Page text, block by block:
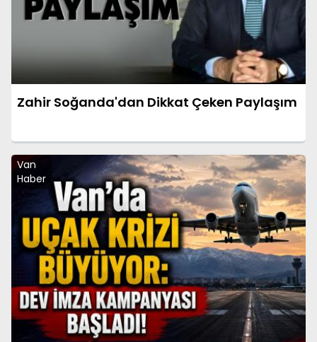
Zahir Soğanda'dan Dikkat Çeken Paylaşım
Van
Haber